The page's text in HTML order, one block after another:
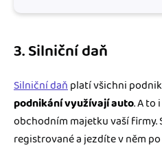
3. Silniční daň
Silniční daňplatí všichni
podnikání využívají auto. A to
obchodním majetku vaší firmy.
registrované a jezdíte v něm